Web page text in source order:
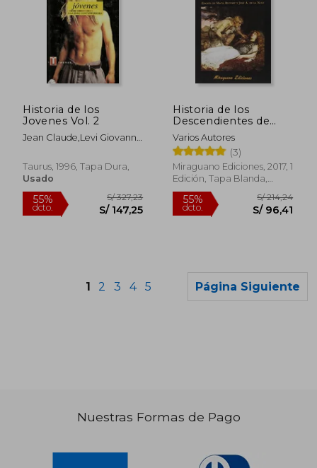
S/ 148,77
Rápido
Historia de los
Jovenes Vol. 2
Jean Claude,Levi Giovanni
Taurus, 1996, Tapa Dura,
Usado
Historia de los
Descendientes de
Volsungr
Varios Autores
(3)
Miraguano Ediciones, 2017, 1
Edición, Tapa Blanda,
Nuevo
1 2 3 4 5 Página Siguiente
Nuestras Formas de Pago